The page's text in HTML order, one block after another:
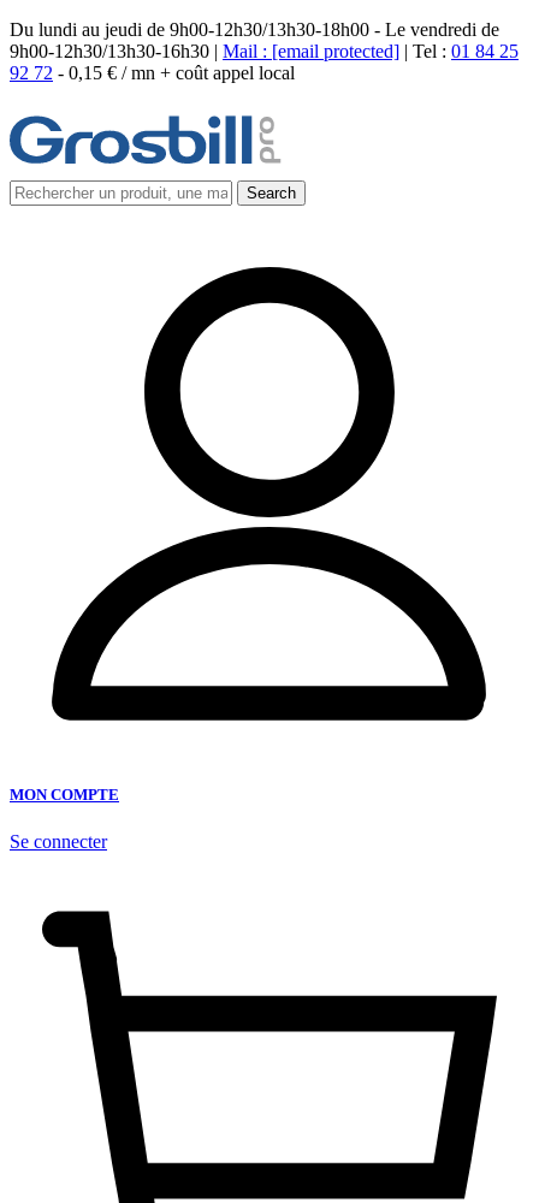
Du lundi au jeudi de 9h00-12h30/13h30-18h00 - Le vendredi de
9h00-12h30/13h30-16h30 | Mail : [email protected] | Tel : 01 84 25
92 72 - 0,15 € / mn + coût appel local
MON COMPTE
Se connecter